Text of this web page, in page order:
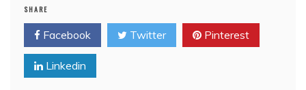
SHARE
Facebook Twitter Pinterest
Linkedin